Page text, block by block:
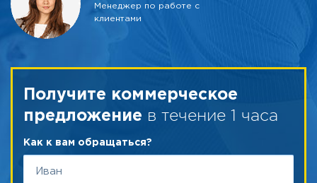
Менеджер по работе с
клиентами
Получите коммерческое
предложение в течение 1 часа
Как к вам обращаться?